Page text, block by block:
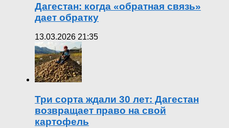
Дагестан: когда «обратная связь»
дает обратку
13.03.2026 21:35
Три сорта ждали 30 лет: Дагестан
возвращает право на свой
картофель